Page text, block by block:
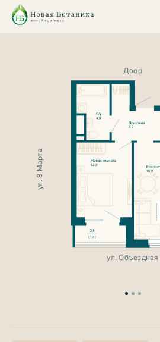
Двор
ул. Объездная
ул. 8 Марта